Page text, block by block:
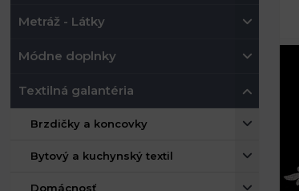
Metráž - Látky
Módne doplnky
Textilná galantéria
Brzdičky a koncovky
Bytový a kuchynský textil
Domácnosť